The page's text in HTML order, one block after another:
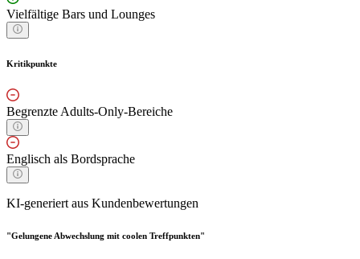
Vielfältige Bars und Lounges
Kritikpunkte
Begrenzte Adults-Only-Bereiche
Englisch als Bordsprache
KI-generiert aus Kundenbewertungen
"Gelungene Abwechslung mit coolen Treffpunkten"